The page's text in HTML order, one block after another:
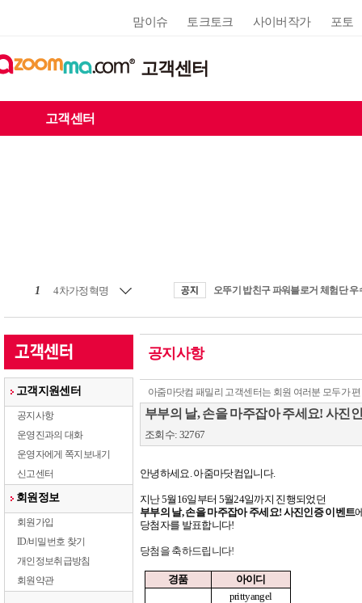
맘이슈 토크토크 사이버작가 포토
고객센터
고객센터
1 4차가정혁명
고객지원센터
공지사항
운영진과의 대화
운영자에게 쪽지보내기
신고센터
회원정보
회원가입
ID/비밀번호 찾기
개인정보취급방침
회원약관
공지사항
아줌마닷컴 패밀리 고객센터는 회원 여러분 모두가
부부의 날, 손을 마주잡아 주세요! 사진
조회수: 32767
안녕하세요.아줌마닷컴입니다.
지난5월 16일부터 5월24일까지 진행되었던
부부의 날,손을 마주잡아 주세요! 사진인증 이벤트
당첨자를 발표합니다!
당첨을 축하드립니다!
경품 아이디
prittyangel